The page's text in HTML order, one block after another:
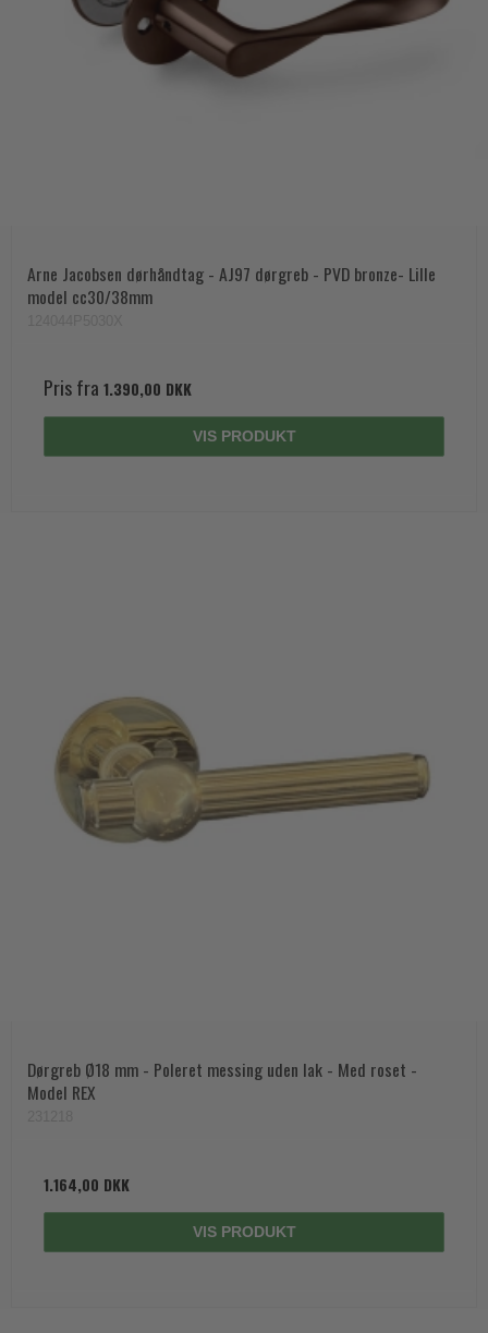
Arne Jacobsen dørhåndtag - AJ97 dørgreb - PVD bronze- Lille
model cc30/38mm
Pris fra 1.390,00 DKK
VIS PRODUKT
Dørgreb Ø18 mm - Poleret messing uden lak - Med roset -
Model REX
1.164,00 DKK
VIS PRODUKT